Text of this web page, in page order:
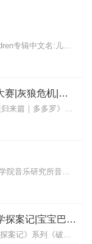
专辑英文名:ClassicalMusicforChildren专辑中文名:儿童古典音乐欣赏别名:古典音乐欣赏艺术家:德国原版古典音乐著名播音...
神探迈克狐· 千面怪盗|侦探大赛|灰狼危机|多多罗
新专辑点击收听《神探迈克狐·怪盗归来篇｜多多罗》！！！>>>点击进入主播橱窗购买《神探迈克狐》系列图书吧!<<<多多罗故事【点击前往】收听多多罗其他好玩有趣的故...
《儿童古典音乐欣赏》是中国音乐学院音乐研究所音乐与智能研究中心承担的国家十五规划重点课题成果，是国内首套为孩子量身定做的音乐学习与能力训练的专业宝典。《儿童古典...
破坏者联盟篇2·猴子警长科学探案记|宝宝巴士故事
【适听年龄】7岁+《猴子警长科学探案记》系列《破坏者联盟篇1·猴子警长科学探案记》>>>《破坏者联盟篇2·猴子警长科学探案记》>>>《破坏者联盟篇3·猴子警长科...